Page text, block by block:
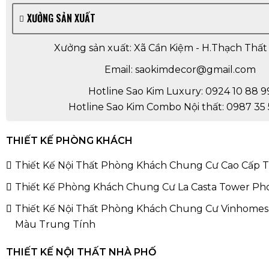
XƯỞNG SẢN XUẤT
Xưởng sản xuất: Xã Cần Kiệm - H.Thạch Thất
Email: saokimdecor@gmail.com
Hotline Sao Kim Luxury: 0924 10 88
Hotline Sao Kim Combo Nội thất: 0987 35
THIẾT KẾ PHÒNG KHÁCH
Thiết Kế Nội Thất Phòng Khách Chung Cư Cao Cấp
Thiết Kế Phòng Khách Chung Cư La Casta Tower
Thiết Kế Nội Thất Phòng Khách Chung Cư
Màu Trung Tính
THIẾT KẾ NỘI THẤT NHÀ PHỐ